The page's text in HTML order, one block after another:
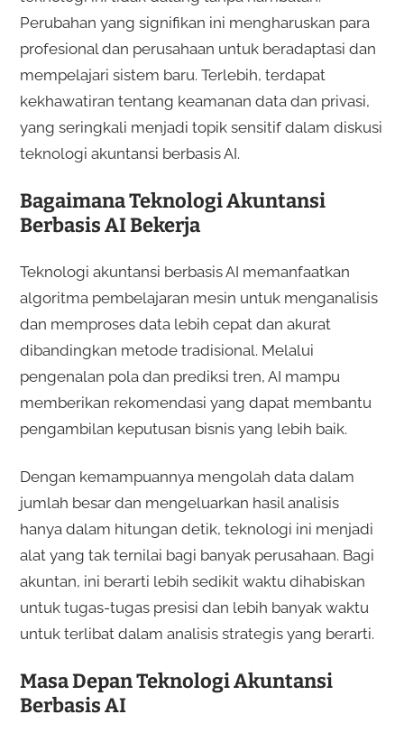
Perubahan yang signifikan ini mengharuskan para
profesional dan perusahaan untuk beradaptasi dan
mempelajari sistem baru. Terlebih, terdapat
kekhawatiran tentang keamanan data dan privasi,
yang seringkali menjadi topik sensitif dalam diskusi
teknologi akuntansi berbasis AI.
Bagaimana Teknologi Akuntansi
Berbasis AI Bekerja
Teknologi akuntansi berbasis AI memanfaatkan
algoritma pembelajaran mesin untuk menganalisis
dan memproses data lebih cepat dan akurat
dibandingkan metode tradisional. Melalui
pengenalan pola dan prediksi tren, AI mampu
memberikan rekomendasi yang dapat membantu
pengambilan keputusan bisnis yang lebih baik.
Dengan kemampuannya mengolah data dalam
jumlah besar dan mengeluarkan hasil analisis
hanya dalam hitungan detik, teknologi ini menjadi
alat yang tak ternilai bagi banyak perusahaan. Bagi
akuntan, ini berarti lebih sedikit waktu dihabiskan
untuk tugas-tugas presisi dan lebih banyak waktu
untuk terlibat dalam analisis strategis yang berarti.
Masa Depan Teknologi Akuntansi
Berbasis AI